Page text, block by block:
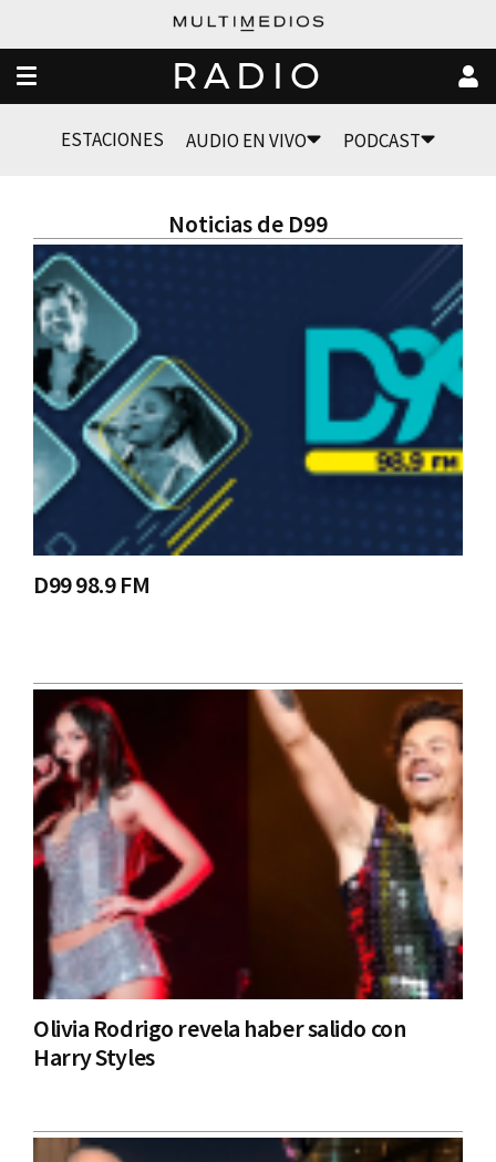
RADIO
ESTACIONES AUDIO EN VIVO PODCAST
Noticias de D99
D99 98.9 FM
Olivia Rodrigo revela haber salido con
Harry Styles